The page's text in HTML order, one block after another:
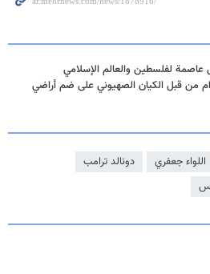
لفلسطين والعالم الإسلامي
من قبل الكيان الصهيوني على ضم أراضي
اللواء جعفري
دونالد ترامب